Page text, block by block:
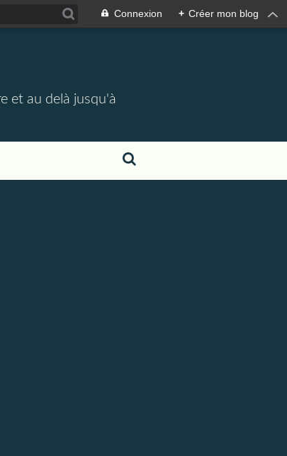
Connexion + Créer mon blog
et au delà jusqu'à